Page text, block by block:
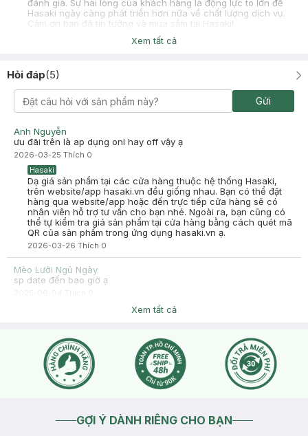
đánh giá. Sự hài lòng của khách hàng là động lực to lớn để
Hasaki ngày càng phát triển hơn nữa về chất lượng dịch vụ.
Cảm ơn bạn đã tin tưởng và mua sắm tại Hasaki!
2025-08-11
mặt nạ oke nha, cấp ẩm tốt, mình da dầu mụn đắp không bị kích
ứng. Mình thấy có làm dịu da á đáng để thử.
Hasaki -2025-08-11
Hasaki xin chào! Hasaki cảm ơn Trương Như Ý đã dành thời
gian đánh giá. Sự hài lòng của khách hàng là động lực to lớn
để Hasaki ngày càng phát triển hơn nữa về chất lượng dịch
vụ. Cảm ơn bạn đã tin tưởng và mua sắm tại Hasaki!
Xem tất cả
Hỏi đáp(5)
Gửi
Anh Nguyễn
ưu đãi trên là ap dụng onl hay off vậy ạ
2026-03-25 Thích 0
Hasaki
Dạ giá sản phẩm tại các cửa hàng thuộc hệ thống Hasaki,
trên website/app hasaki.vn đều giống nhau. Bạn có thể đặt
hàng qua website/app hoặc đến trực tiếp cửa hàng sẽ có
nhân viên hỗ trợ tư vấn cho bạn nhé. Ngoài ra, bạn cũng có
thể tự kiểm tra giá sản phẩm tại cửa hàng bằng cách quét mã
QR của sản phẩm trong ứng dụng hasaki.vn ạ.
2026-03-26 Thích 0
Mèo Lười Ngủ Ngày
sp date đến bao giờ ạ
2025-06-05Thích
Xem tất cả
GỢI Ý DÀNH RIÊNG CHO BẠN